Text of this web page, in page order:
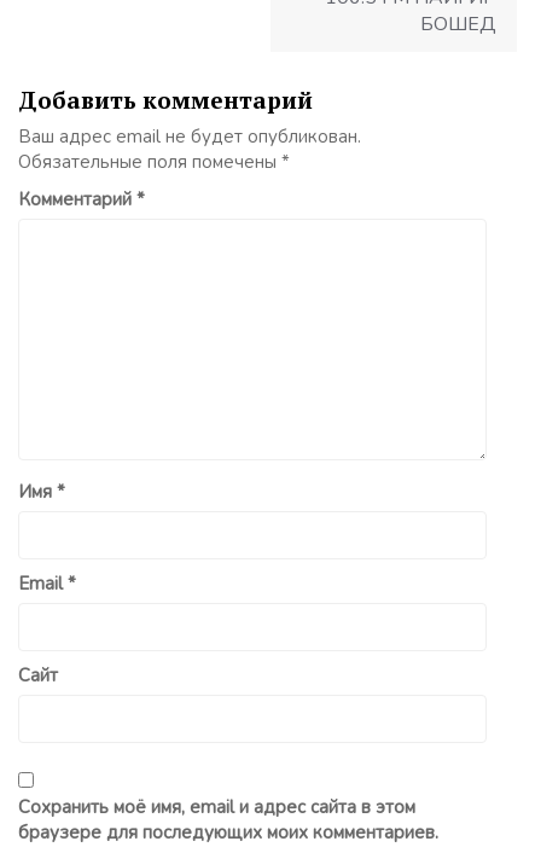
БОШЕД
Добавить комментарий
Ваш адрес email не будет опубликован.
Обязательные поля помечены *
Комментарий *
Имя *
Email*
Сайт
Сохранить моё имя, email и адрес сайта в этом
браузере для последующих моих комментариев.